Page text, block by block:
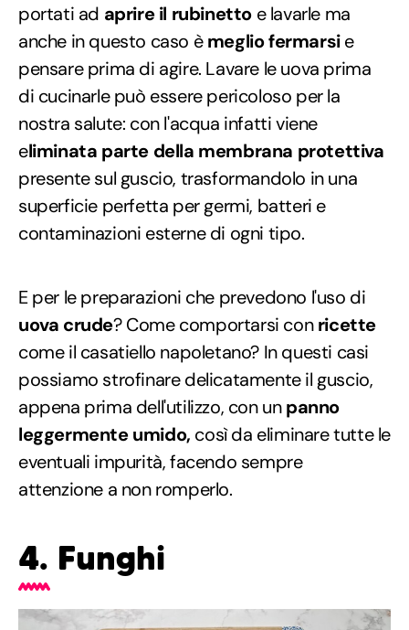
portati ad aprire il rubinetto e lavarle ma
anche in questo caso èmeglio fermarsie
pensare prima di agire. Lavare le uova prima
di cucinarle può essere pericoloso per la
nostra salute: con l'acqua infatti viene
eliminata parte della membrana protettiva
presente sul guscio, trasformandolo in una
superficie perfetta per germi, batteri e
contaminazioni esterne di ogni tipo.
E per le preparazioni che prevedono l'uso di
uova crude? Come comportarsi conricette
come il casatiello napoletano? In questi casi
possiamo strofinare delicatamente il guscio,
appena prima dell'utilizzo, con unpanno
leggermente umido, così da eliminare tutte le
eventuali impurità, facendo sempre
attenzione a non romperlo.
4. Funghi